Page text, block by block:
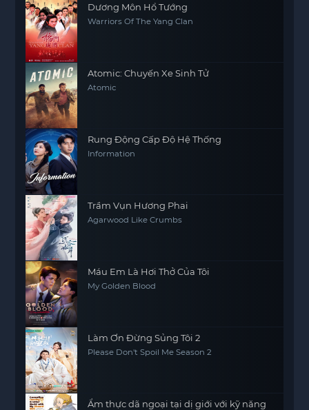
Dương Môn Hổ Tướng
Warriors Of The Yang Clan
Atomic: Chuyến Xe Sinh Tử
Atomic
Rung Động Cấp Độ Hệ Thống
Information
Trầm Vụn Hương Phai
Agarwood Like Crumbs
Máu Em Là Hơi Thở Của Tôi
My Golden Blood
Làm Ơn Đừng Sủng Tôi 2
Please Don't Spoil Me Season 2
Ẩm thực dã ngoại tại dị giới với kỹ năng